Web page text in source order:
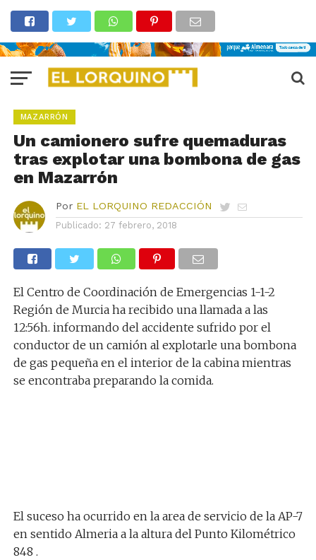
MAZARRÓN
Un camionero sufre quemaduras
tras explotar una bombona de gas
en Mazarrón
Por EL LORQUINO REDACCIÓN
Publicado: 27 febrero, 2018
El Centro de Coordinación de Emergencias 1-1-2
Región de Murcia ha recibido una llamada a las
12:56h. informando del accidente sufrido por el
conductor de un camión al explotarle una bombona
de gas pequeña en el interior de la cabina mientras
se encontraba preparando la comida.
El suceso ha ocurrido en la area de servicio de la AP-7
en sentido Almeria a la altura del Punto Kilométrico
848 .